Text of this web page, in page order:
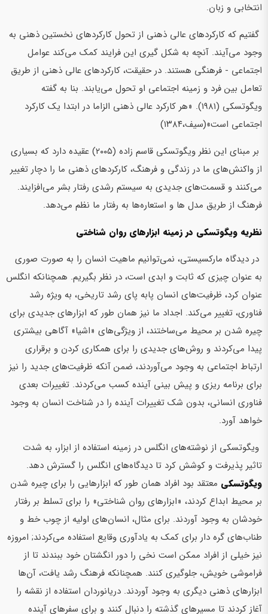
انتخابی و زبان.
گفتیم که کارکردهای عالی ذهنی از تحول کارکردهای نخستین ذهنی به
وجود می‌آیند. آنچه به شکل گیری این فرایند کمک می‌کند عوامل
اجتماعی - فرهنگی هستند. در حقیقت، کارکردهای عالی ذهنی از طریق
تعامل بین فرد و زمینه اجتماعی او تحول می‌یابند. بنا به گفته
ویگوتسکی (۱۹۸۱). «هر کارکرد عالي ذهني الزاما در ابتدا يک کارکرد
اجتماعي است»(سیف،۱۳۸۴)
بر مبنای این نظر ویگوتسکی قاسم زاده (۲۰۰۵) عقیده دارد که بسیاری
از واکنش‌های ما در زندگی و فرهنگ، کارکردهای ذهنی ما را دچار تغییر
می‌کنند و قسمت‌های جدیدی به سیستم رشدی رفتار بشر می‌افزایند.
فرهنگ از طریق مدل ها و استعاره‌ها به رفتار ما نظم می‌دهد.
نظریه ویگوتسکی در زمینه ابزارهای روان شناختی
در دیدگاه مارکسیستی، نمی‌توانیم ماهیت انسان را به صورت صوری
به عنوان چیزی که ثابت و ابدی است، در نظر بگیریم. همچنانکه انگلس
عنوان کرد، ظرفیت‌های انسان پابه پای رشد تاریخی، به ویژه رشد
فناوری، تغییر می‌کند. اجداد ما نیز همان طور که ابزارهای جدیدی برای
چیره شدن بر محیط می‌ساختند، از ویژگی‌های «اشيا» آگاهی بیشتری
پیدا می‌کردند و روش‌های جدیدی را برای همکاری کردن و برقراری
ارتباط اجتماعی به وجود می‌آوردند، ضمن آنکه ظرفیت‌های جدید را نیز
برای برنامه ریزی و پیش بینی آینده کسب می‌کردند. تغییرات بعدی
فناوری انسانی، بدون شک تغییرات آینده را در شناخت انسان به وجود
خواهد آورد.
ویگوتسکی از نوشته‌های انگلس در زمینه استفاده از ابزار، به شدت
تاثیر پذیرفت و کوشش کرد تا دیدگاه‌های انگلس را گسترش دهد.
ویگوتسکی معتقد بود افراد همان طور که ابزارهایی را برای چیره شدن
بر محیط ابداع کردند، «ابزارهاي روان شناختي» را برای تسلط بر رفتار
خودشان به وجود آوردند. برای مثال، انسان‌های اولیه از چوب خط و
طناب‌های گره دار برای کمک به یادآوری وقایع استفاده می‌کردند; امروزه
نیز خیلی از افراد ممکن است نخی را دور انگشتان خود ببندند تا از
فراموشی خویش، جلوگیری کنند. همچنانکه فرهنگ رشد یافت، آن‌ها
ابزارهای ذهنی دیگری به وجود آوردند. دریانوردان استفاده از نقشه را
آغاز کردند تا مسیرهای گذشته را دنبال کنند و برای سفرهای آینده